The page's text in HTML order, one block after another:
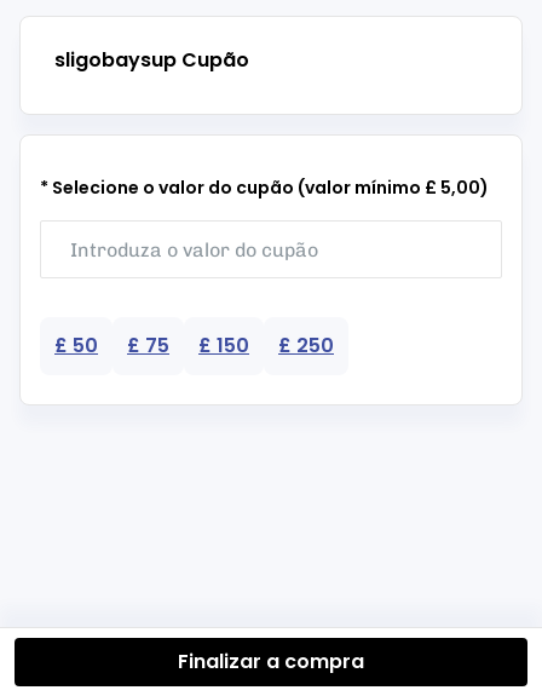
sligobaysup Cupão
* Selecione o valor do cupão (valor mínimo £ 5,00)
£ 50 £ 75 £ 150 £ 250
Finalizar a compra